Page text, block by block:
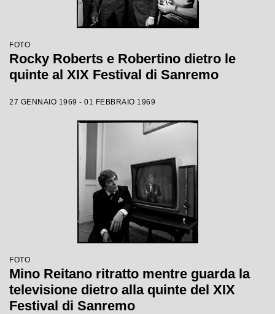
FOTO
Rocky Roberts e Robertino dietro le
quinte al XIX Festival di Sanremo
27 GENNAIO 1969 - 01 FEBBRAIO 1969
FOTO
Mino Reitano ritratto mentre guarda la
televisione dietro alla quinte del XIX
Festival di Sanremo